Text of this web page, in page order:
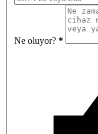
Ne oluyor? *